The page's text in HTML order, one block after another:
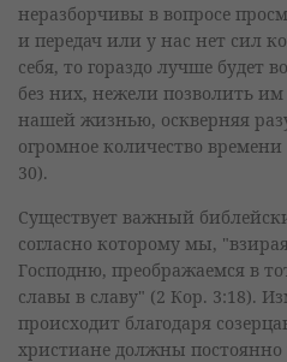
неразборчивы в вопросе
и передач или у нас нет сил
себя, то гораздо лучше будет
без них, нежели позволить им
нашей жизнью, оскверняя
огромное количество
30).
Существует важный
согласно которому мы,
Господню, преображаемся в
славы в славу" (2 Кор. 3:18).
происходит благодаря
христиане должны